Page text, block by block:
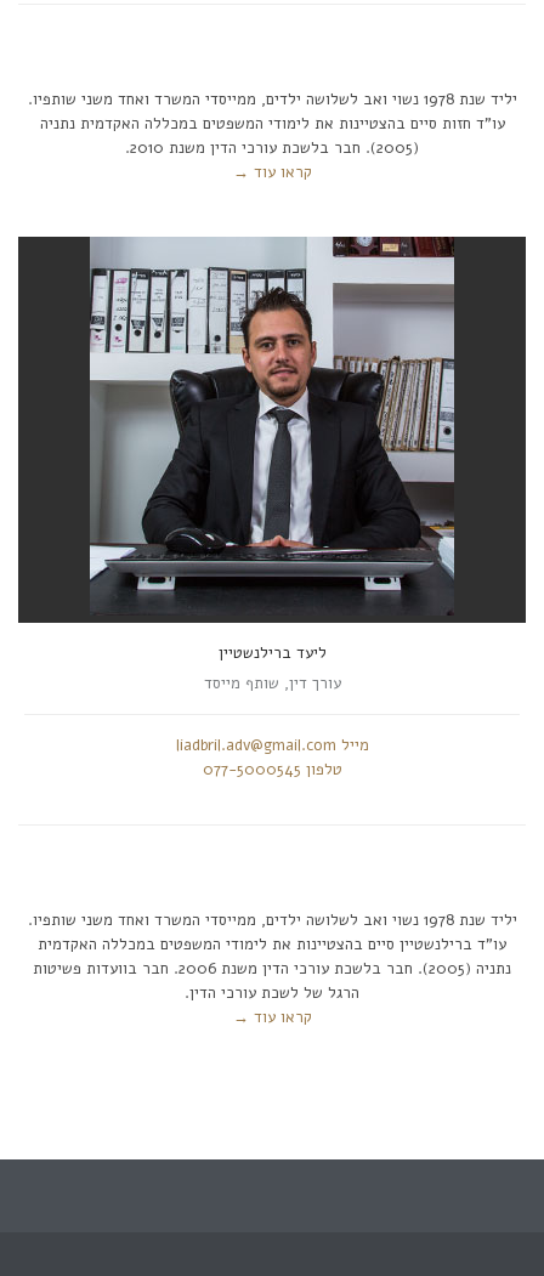
יליד שנת 1978 נשוי ואב לשלושה ילדים, ממייסדי המשרד ואחד משני שותפיו.
עו”ד חזות סיים בהצטיינות את לימודי המשפטים במכללה האקדמית נתניה
(2005). חבר בלשכת עורכי הדין משנת 2010.
קראו עוד →
ליעד ברילנשטיין
עורך דין, שותף מייסד
liadbril.adv@gmail.com מייל
077-5000545 טלפון
יליד שנת 1978 נשוי ואב לשלושה ילדים, ממייסדי המשרד ואחד משני שותפיו.
עו”ד ברילנשטיין סיים בהצטיינות את לימודי המשפטים במכללה האקדמית
נתניה (2005). חבר בלשכת עורכי הדין משנת 2006. חבר בוועדות פשיטות
הרגל של לשכת עורכי הדין.
קראו עוד →